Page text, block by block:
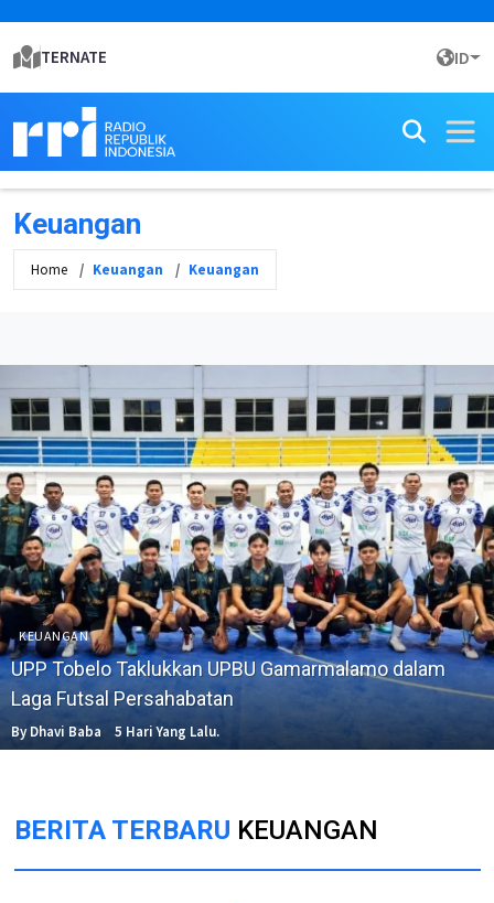
TERNATE ID
Keuangan
Home Keuangan Keuangan
KEUANGAN
UPP Tobelo Taklukkan UPBU Gamarmalamo dalam
Laga Futsal Persahabatan
By Dhavi Baba 5 Hari Yang Lalu.
BERITA TERBARU KEUANGAN